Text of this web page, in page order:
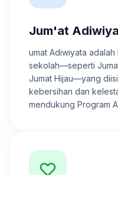
Jum'at
umat Adiwiyata
sekolah—seperti
Jumat Hijau—yang
kebersihan dan
mendukung Program